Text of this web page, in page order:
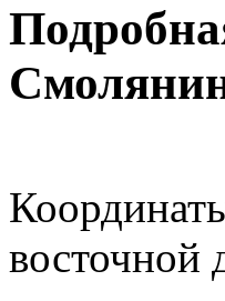
восточной